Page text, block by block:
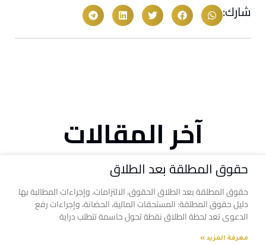
شارك:
آخر المقالات
حقوق المطلقة بعد الطلاق
حقوق المطلقة بعد الطلاق الحقوق، الالتزامات، وإجراءات المطالبة بها
دليل حقوق المطلقة: المستحقات المالية، الحضانة، وإجراءات رفع
الدعوى تعد لحظة الطلاق نقطة تحول حاسمة تتطلب دراية
معرفة المزيد »